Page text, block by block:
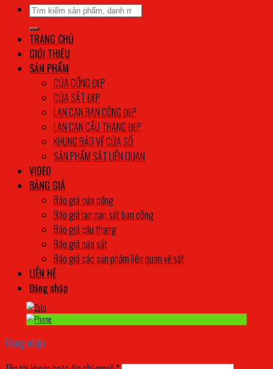
Tìm
kiếm:
TRANG CHỦ
GIỚI THIỆU
SẢN PHẨM
CỬA CỔNG ĐẸP
CỬA SẮT ĐẸP
LAN CAN BAN CÔNG ĐẸP
LAN CAN CẦU THANG ĐẸP
KHUNG BẢO VỆ CỬA SỔ
SẢN PHẨM SẮT LIÊN QUAN
VIDEO
BẢNG GIÁ
Báo giá cửa cổng
Báo giá lan can sắt ban công
Báo giá cầu thang
Báo giá cửa sắt
Báo giá các sản phẩm liên quan về sắt
LIÊN HỆ
Đăng nhập
Đăng nhập